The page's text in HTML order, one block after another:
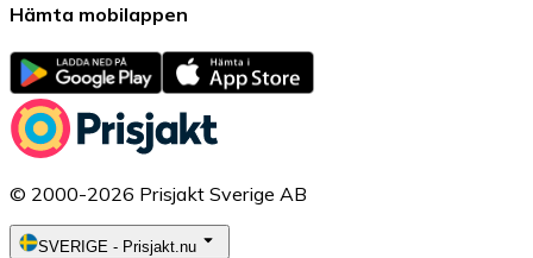
Hämta mobilappen
© 2000-2026 Prisjakt Sverige AB
SVERIGE - Prisjakt.nu